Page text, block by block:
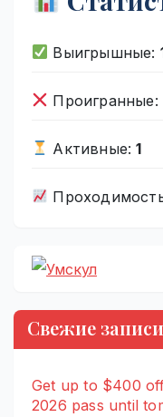
Выигрышные:
Проигранные:
Активные:1
Свежие записи
Get up to $400
2026 pass until